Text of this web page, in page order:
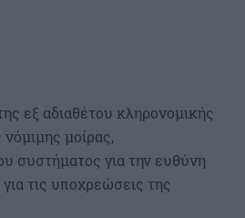
εξ αδιαθέτου κληρονομικής
νόμιμης μοίρας,
συστήματος για την ευθύνη
τις υποχρεώσεις της